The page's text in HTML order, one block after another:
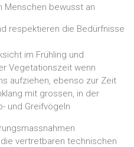
Menschen bewusst an
respektieren die Bedürfnisse
im Frühling und
Vegetationszeit wenn
aufziehen, ebenso zur Zeit
mit grossen, in der
und Greifvögeln
vertretbaren technischen